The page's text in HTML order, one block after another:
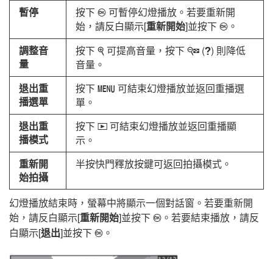
暫停
按下 J 可暫停幻燈播放。若要重新開
始，請反白顯示[重新開始]並按下 J 。
調整音
量
按下 X 可提高音量，按下 W (Q) 則降低
音量。
退出重
播選單
按下 G
可結束幻燈播放並返回重播選
單。
退出重
播模式
按下 K 可結束幻燈播放並返回重播顯
示。
重新開
始拍攝
半按快門釋放按鍵可返回拍攝模式。
幻燈播放結束時，螢幕中將顯示一個對話窗。若要重新開
始，請反白顯示[重新開始]並按下 J 。若要結束播放，請反
白顯示[退出]並按下 J 。